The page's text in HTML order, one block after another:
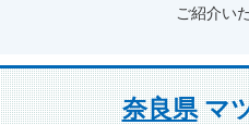
ご紹介い
奈良県マ